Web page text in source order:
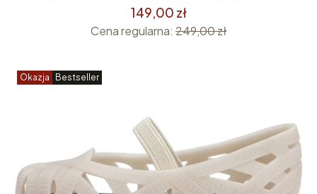
149,00 zł
Cena regularna: 249,00 zł
Okazja Bestseller